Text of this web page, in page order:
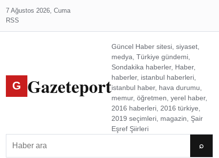
7 Ağustos 2026, Cuma
RSS
G Gazeteport
Güncel Haber sitesi, siyaset,
medya, Türkiye gündemi,
Sondakika haberler, Haber,
haberler, istanbul haberleri,
istanbul haber, hava durumu,
memur, öğretmen, yerel haber,
2016 haberleri, 2016 türkiye,
2019 seçimleri, magazin, Şair
Eşref Şiirleri
⌕